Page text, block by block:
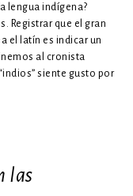
lengua indígena?
Registrar que el gran
el latín es indicar un
al cronista
siente gusto por
las